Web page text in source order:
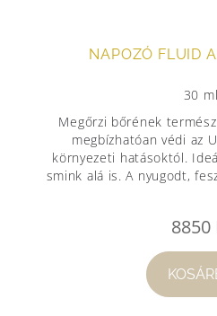
NAPOZÓ FLUID
30 ml
Megőrzi bőrének
megbízhatóan védi az
környezeti hatásoktól.
smink alá is. A nyugodt,
8850